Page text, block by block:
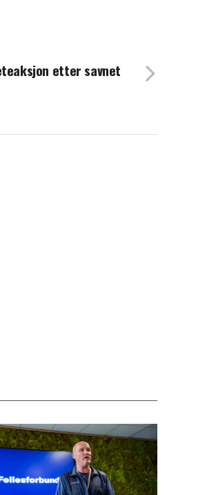
etter savnet